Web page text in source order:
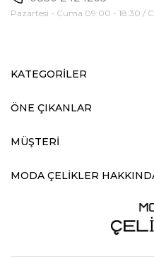
Pazartesi - Cuma 09:00 - 18:30 /
KATEGORİLER
ÖNE ÇIKANLAR
MÜŞTERİ
MODA ÇELİKLER